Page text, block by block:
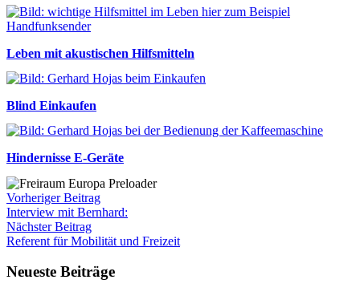
Leben mit akustischen Hilfsmitteln
Blind Einkaufen
Hindernisse E-Geräte
Vorheriger Beitrag
Interview mit Bernhard:
Nächster Beitrag
Referent für Mobilität und Freizeit
Neueste Beiträge